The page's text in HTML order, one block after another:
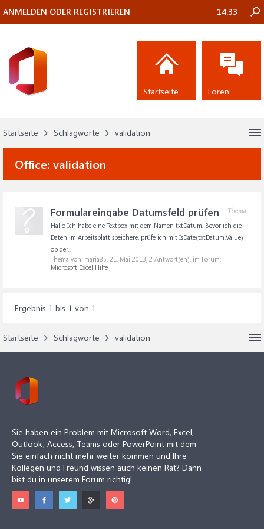
Startseite Schlagworte validation
Office: validation
Thema
Formulareingabe Datumsfeld prüfen
Hallo Ich habe eine Textbox mit dem Namen txtDatum. Bevor ich die
Daten im Arbeitsblatt speichere, prüfe ich mit IsDate(txtDatum.Value)
ob der...
Thema von: maria85, 21. Mai 2013, 2 Antwort(en), im Forum:
Microsoft Excel Hilfe
Ergebnis 1 bis 1 von 1
Startseite Schlagworte validation
ANMELDEN ODER REGISTRIEREN 14:33
Startseite Foren
Sie haben ein Problem mit Microsoft Word, Excel,
Outlook, Access, Teams oder PowerPoint mit dem
Sie einfach nicht mehr weiter kommen und Ihre
Kollegen und Freund wissen auch keinen Rat? Dann
bist du in unserem Forum richtig!